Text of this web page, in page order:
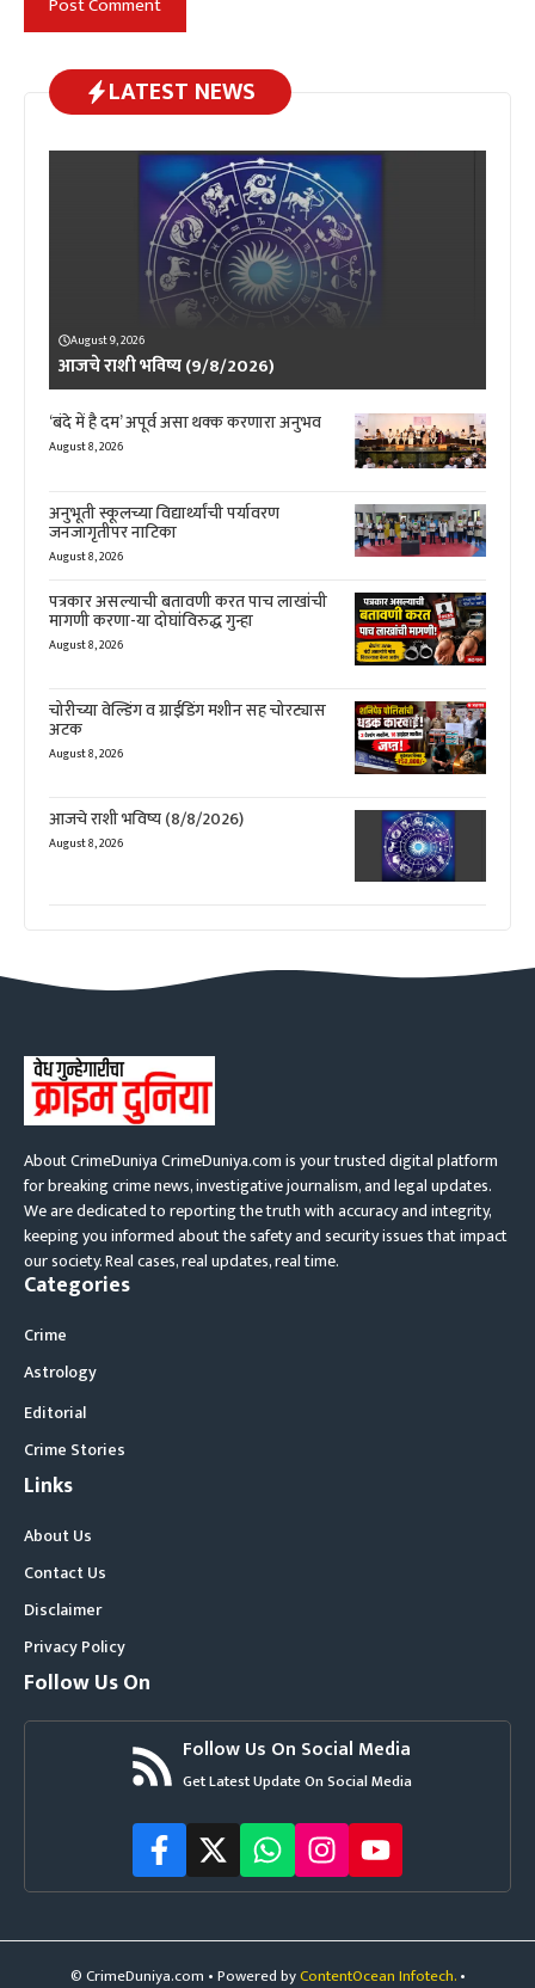
LATEST NEWS
August 9, 2026
आजचे राशी भविष्य (9/8/2026)
‘बंदे में है दम’ अपूर्व असा थक्क करणारा अनुभव
August 8, 2026
अनुभूती स्कूलच्या विद्यार्थ्यांची पर्यावरण
जनजागृतीपर नाटिका
August 8, 2026
पत्रकार असल्याची बतावणी करत पाच लाखांची
मागणी करणा-या दोघांविरुद्ध गुन्हा
August 8, 2026
चोरीच्या वेल्डिंग व ग्राईडिंग मशीन सह चोरट्यास
अटक
August 8, 2026
आजचे राशी भविष्य (8/8/2026)
August 8, 2026
About CrimeDuniya CrimeDuniya.com is your trusted digital platform
for breaking crime news, investigative journalism, and legal updates.
We are dedicated to reporting the truth with accuracy and integrity,
keeping you informed about the safety and security issues that impact
our society. Real cases, real updates, real time.
Categories
Crime
Astrology
Editorial
Crime Stories
Links
About Us
Contact Us
Disclaimer
Privacy Policy
Follow Us On
Follow Us On Social Media
Get Latest Update On Social Media
© CrimeDuniya.com • Powered byContentOcean Infotech.•